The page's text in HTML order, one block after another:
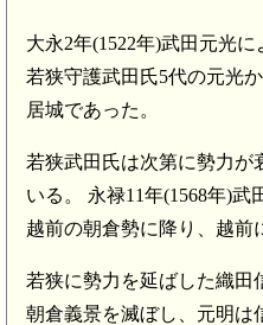
大永2年(1522年)武田元光
若狭守護武田氏5代の元光
居城であった。
若狭武田氏は次第に勢力が
いる。 永禄11年(1568年)
越前の朝倉勢に降り、越前
若狭に勢力を延ばした織田
朝倉義景を滅ぼし、元明は